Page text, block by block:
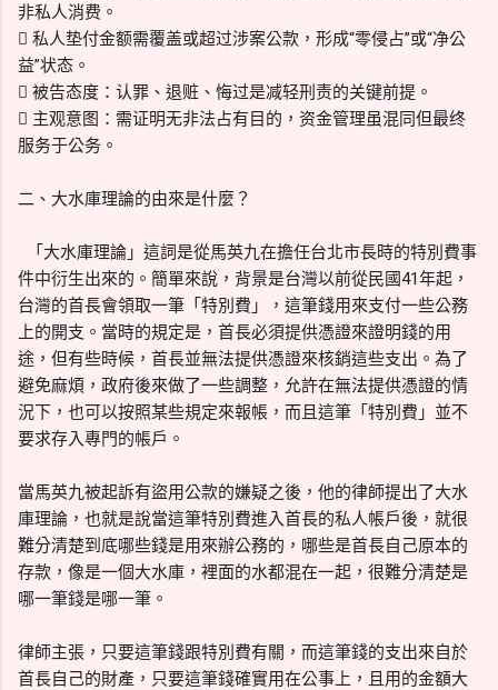
非私人消费。
 私人垫付金额需覆盖或超过涉案公款，形成“零侵占”或“净公
益”状态。
 被告态度：认罪、退赃、悔过是减轻刑责的关键前提。
 主观意图：需证明无非法占有目的，资金管理虽混同但最终
服务于公务。
二、大水庫理論的由來是什麼？
「大水庫理論」這詞是從馬英九在擔任台北市長時的特別費事
件中衍生出來的。簡單來說，背景是台灣以前從民國41年起，
台灣的首長會領取一筆「特別費」，這筆錢用來支付一些公務
上的開支。當時的規定是，首長必須提供憑證來證明錢的用
途，但有些時候，首長並無法提供憑證來核銷這些支出。為了
避免麻煩，政府後來做了一些調整，允許在無法提供憑證的情
況下，也可以按照某些規定來報帳，而且這筆「特別費」並不
要求存入專門的帳戶。
當馬英九被起訴有盜用公款的嫌疑之後，他的律師提出了大水
庫理論，也就是說當這筆特別費進入首長的私人帳戶後，就很
難分清楚到底哪些錢是用來辦公務的，哪些是首長自己原本的
存款，像是一個大水庫，裡面的水都混在一起，很難分清楚是
哪一筆錢是哪一筆。
律師主張，只要這筆錢跟特別費有關，而這筆錢的支出來自於
首長自己的財產，只要這筆錢確實用在公事上，且用的金額大